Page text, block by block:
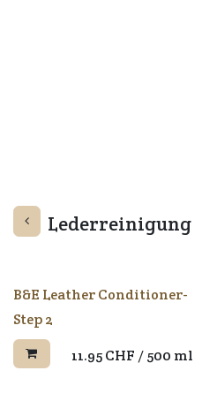
Lederreinigung
B&E Leather Conditioner-
Step 2
11.95CHF /500 ml